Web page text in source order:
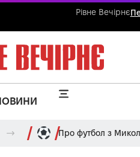
Рівне Вечірнє
Про футбол з